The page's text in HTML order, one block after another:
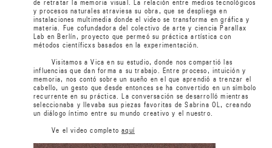
de retratar la memoria visual. La relación entre medios tecnológicos
y procesos naturales atraviesa su obra, que se despliega en
instalaciones multimedia donde el video se transforma en gráfica y
materia. Fue cofundadora del colectivo de arte y ciencia Parallax
Lab en Berlín, proyecto que permeó su práctica artística con
métodos científicxs basados en la experimentación.
Visitamos a Vica en su estudio, donde nos compartió las
influencias que dan forma a su trabajo. Entre proceso, intuición y
memoria, nos contó sobre un sueño en el que aprendió a trenzar el
cabello, un gesto que desde entonces se ha convertido en un símbolo
recurrente en su práctica. La conversación se desarrolló mientras
seleccionaba y llevaba sus piezas favoritas de Sabrina OL, creando
un diálogo íntimo entre su mundo creativo y el nuestro.
Ve el video completoaquí